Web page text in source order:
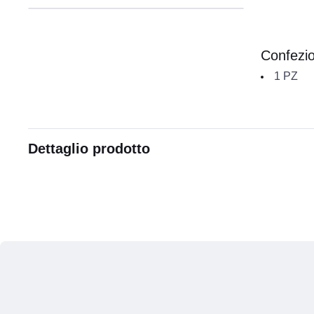
1 PZ
Dettaglio prodotto